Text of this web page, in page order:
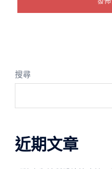
搜尋
近期文章